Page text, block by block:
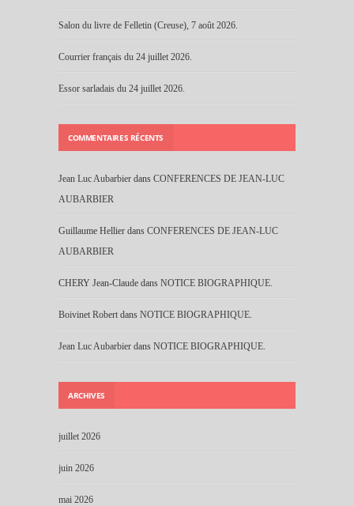
Salon du livre de Felletin (Creuse), 7 août 2026.
Courrier français du 24 juillet 2026.
Essor sarladais du 24 juillet 2026.
COMMENTAIRES RÉCENTS
Jean Luc Aubarbier dans CONFERENCES DE JEAN-LUC
AUBARBIER
Guillaume Hellier dans CONFERENCES DE JEAN-LUC
AUBARBIER
CHERY Jean-Claude dans NOTICE BIOGRAPHIQUE.
Boivinet Robert dans NOTICE BIOGRAPHIQUE.
Jean Luc Aubarbier dans NOTICE BIOGRAPHIQUE.
ARCHIVES
juillet 2026
juin 2026
mai 2026